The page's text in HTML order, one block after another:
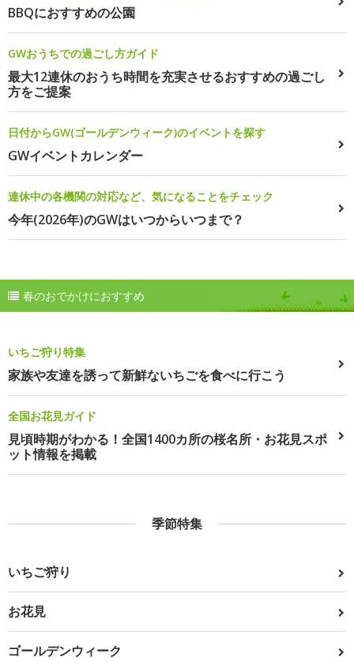
BBQにおすすめの公園
GWおうちでの過ごし方ガイド
最大12連休のおうち時間を充実させるおすすめの過ごし
方をご提案
日付からGW(ゴールデンウィーク)のイベントを探す
GWイベントカレンダー
連休中の各機関の対応など、気になることをチェック
今年(2026年)のGWはいつからいつまで？
春のおでかけにおすすめ
いちご狩り特集
家族や友達を誘って新鮮ないちごを食べに行こう
全国お花見ガイド
見頃時期がわかる！全国1400カ所の桜名所・お花見スポ
ット情報を掲載
季節特集
いちご狩り
お花見
ゴールデンウィーク